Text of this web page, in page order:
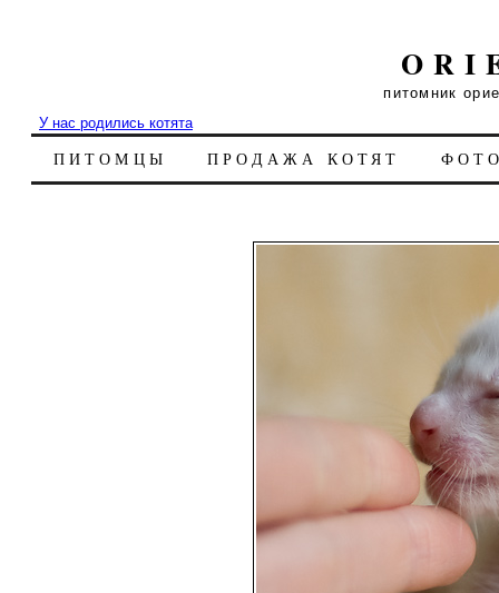
питомник
У нас родились котята
ПИТОМЦЫ ПРОДАЖА КОТЯТ